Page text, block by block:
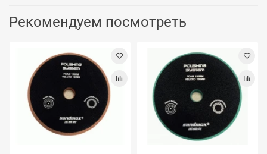
Рекомендуем посмотреть